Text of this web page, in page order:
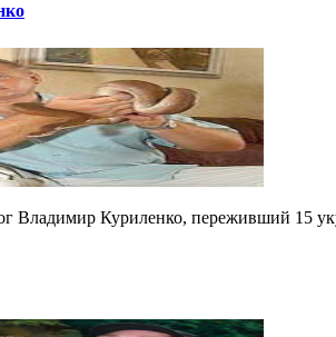
Владимир Куриленко, переживший 15